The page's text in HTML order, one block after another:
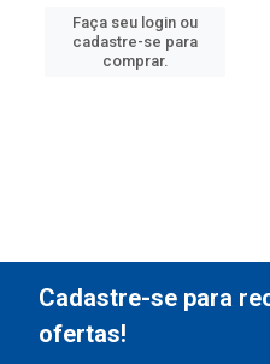
Faça seu login ou
cadastre-se para
comprar.
Cadastre-se para
ofertas!